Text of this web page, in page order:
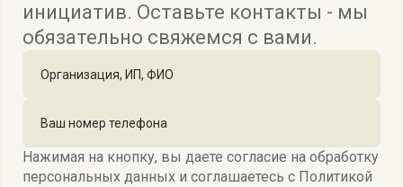
инициатив. Оставьте контакты - мы
обязательно свяжемся с вами.
Нажимая на кнопку, вы даете согласие на обработку
персональных данных и соглашаетесь c Политикой